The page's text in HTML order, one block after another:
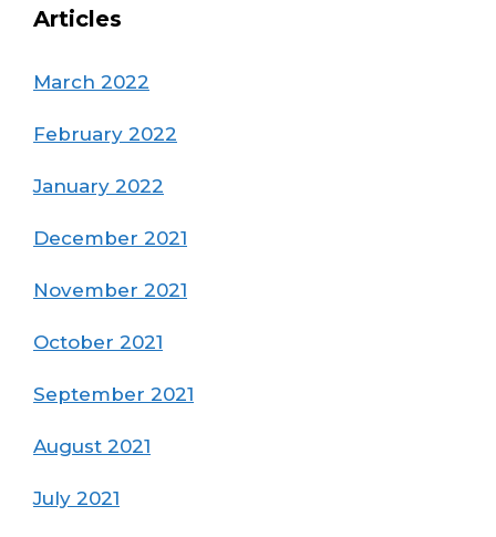
Articles
March 2022
February 2022
January 2022
December 2021
November 2021
October 2021
September 2021
August 2021
July 2021